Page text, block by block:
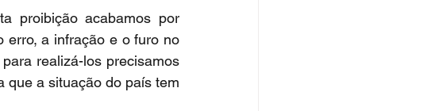
proibição acabamos por
erro, a infração e o furo no
realizá-los precisamos
que a situação do país tem